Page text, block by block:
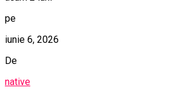
pe
iunie 6, 2026
De
native